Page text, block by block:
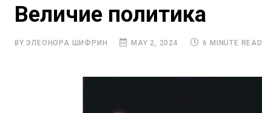
Величие политика
BY ЭЛЕОНОРА ШИФРИН MAY 2, 2024 6 MINUTE READ